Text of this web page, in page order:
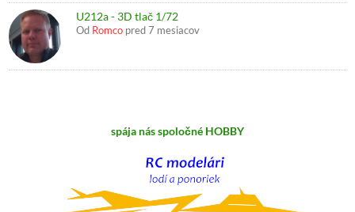
U212a - 3D tlač 1/72
Od Romco pred 7 mesiacov
spája nás spoločné HOBBY